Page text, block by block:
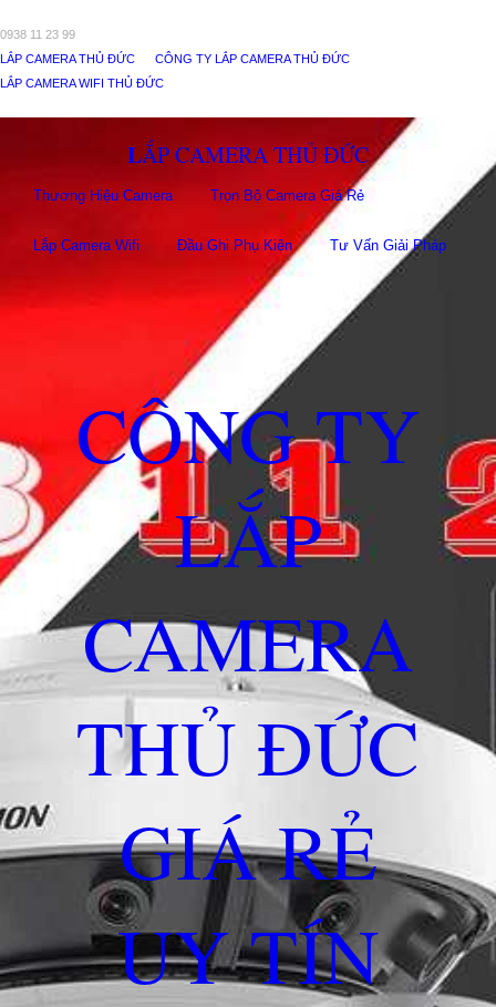
0938 11 23 99
LẮP CAMERA THỦ ĐỨC
CÔNG TY LẮP CAMERA THỦ ĐỨC
LẮP CAMERA WIFI THỦ ĐỨC
LẮP CAMERA THỦ ĐỨC
Thương Hiệu Camera Trọn Bộ Camera Giá Rẻ
Lắp Camera Wifi Đầu Ghi Phụ Kiên Tư Vấn Giải Pháp
CÔNG TY
LẮP
CAMERA
THỦ ĐỨC
GIÁ RẺ
UY TÍN